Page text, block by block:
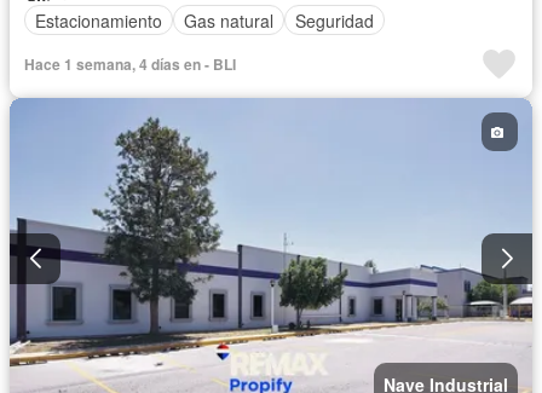
Estacionamiento
Gas natural Seguridad
Hace 1 semana, 4 días en - BLI
Nave Industrial